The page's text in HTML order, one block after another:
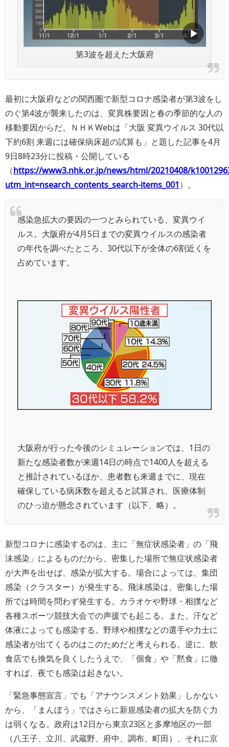
第3波を超えた大阪府
最初に大阪府などの関西圏で新型コロナ感染者が第3波をし
のぐ第4波が襲来したのは、変異株要因と春の季節的な人の
移動要因からだ。ＮＨＫWebは「大阪 変異ウイルス 30代以
下約6割 来週には確保病床超の試算も」と題した記事を4月
9日8時23分に投稿・公開している
（https://www3.nhk.or.jp/news/html/20210408/
utm_int=nsearch_contents_search-items_001）。
感染急拡大の要因の一つとみられている、変異ウイ
ルス。大阪府が4月5日までの変異ウイルスの感染者
の年代を調べたところ、30代以下が全体の6割近くを
占めています。
大阪府が行った今後のシミュレーションでは、1日の
新たな感染者数が来週14日の時点で1400人を超える
と推計されているほか、患者数も来週までに、現在
確保している病床数を超えると試算され、医療体制
のひっ迫が懸念されています（以下、略）。
新型コロナに感染するのは、主に「無症状感染者」の「飛
沫感染」によるものだから、密集した場所で無症状感染者
が大声を出せば、感染が拡大する。場合によっては、集団
感染（クラスター）が発生する。飛沫感染は、密集した場
所では時間を問わず発生する。カラオケや野球・相撲など
各種スポーツ競技大会での声援でも起こる。また、汗など
体液によっても感染する。野球や相撲などの選手や力士に
感染者が出てくるのはこのためだと考えられる。逆に、飲
食店でも換気を良くしたうえで、「個食」や「黙食」に徹
すれば、夜でも感染は起きない。
「緊急事態宣言」でも「アナウンスメント効果」しかない
から、「まんぼう」ではさらに新規感染者の拡大を防ぐ力
は弱くなる。政府は12日から東京23区と多摩地区の一部
（八王子、立川、武蔵野、府中、調布、町田）、それに京